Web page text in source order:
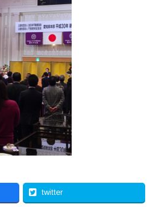
twitter